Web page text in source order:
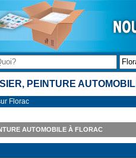
PEINTURE
Florac
AUTOMOBILE À FLORAC